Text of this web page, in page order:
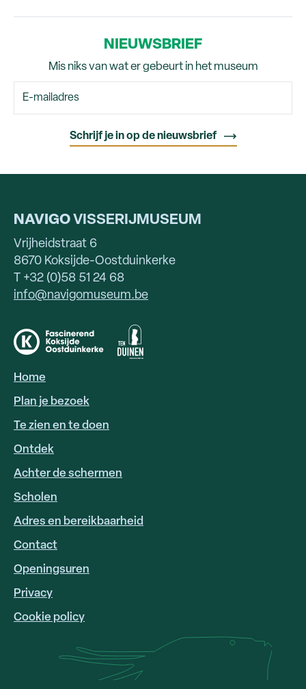
NIEUWSBRIEF
Mis niks van wat er gebeurt in het museum
NAVIGO VISSERIJMUSEUM
Vrijheidstraat 6
8670 Koksijde-Oostduinkerke
T +32 (0)58 51 24 68
info@navigomuseum.be
HOOFDNAVIGATIE
Home
Plan je bezoek
Te zien en te doen
Ontdek
Achter de schermen
Scholen
FOOTER
LINKS
Adres en bereikbaarheid
Contact
Openingsuren
Privacy
Cookie policy